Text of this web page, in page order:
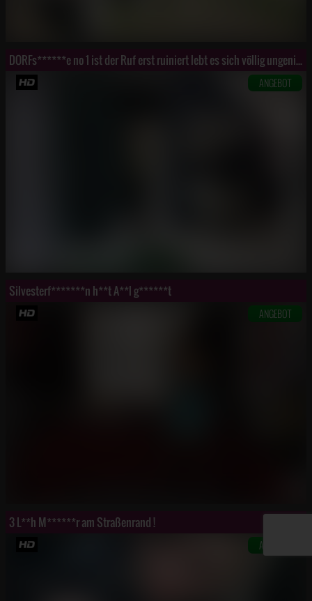
DORFs******e no 1 ist der Ruf erst ruiniert lebt es sich völlig ungeniert
ANGEBOT
Silvesterf*******n h**t A**l g******t
ANGEBOT
3 L**h M******r am Straßenrand !
ANGEBOT